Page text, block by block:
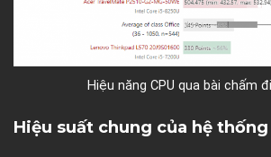
Hiệu năng CPU qua bài chấm
Hiệu suất chung của hệ thống